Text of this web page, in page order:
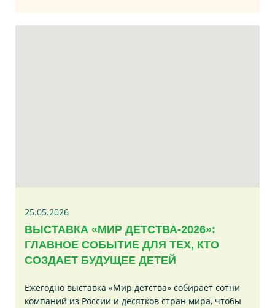
25.05.2026
ВЫСТАВКА «МИР ДЕТСТВА-2026»:
ГЛАВНОЕ СОБЫТИЕ ДЛЯ ТЕХ, КТО
СОЗДАЕТ БУДУЩЕЕ ДЕТЕЙ
Ежегодно выставка «Мир детства» собирает сотни
компаний из России и десятков стран мира, чтобы